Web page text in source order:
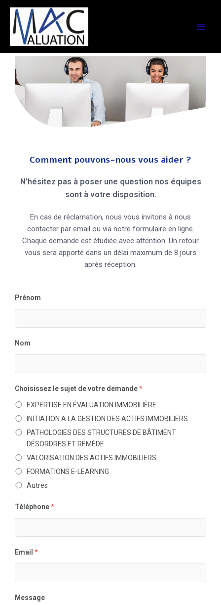
Comment pouvons-nous vous aider ?
N’hésitez pas à poser une question nos équipes
sont à votre disposition.
En cas de réclamation, nous vous invitons à nous
contacter par email ou via notre formulaire en ligne.
Chaque demande est étudiée avec attention. Un retour
vous sera apporté dans un délai maximum de 8 jours
après réception.
Prénom
Nom
Choisissez le sujet de votre demande*
EXPERTISE EN ÉVALUATION IMMOBILIÈRE
INITIATION A LA GESTION DES ACTIFS IMMOBILIERS
PATHOLOGIES DES STRUCTURES DE BÂTIMENT
DÉSORDRES ET REMÈDE
VALORISATION DES ACTIFS IMMOBILIERS
FORMATIONS E-LEARNING
Autres
Téléphone*
Email *
Message